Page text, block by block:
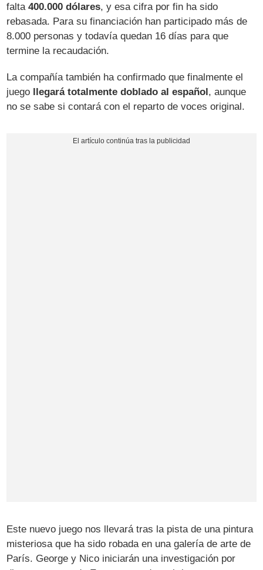
falta400.000 dólares, y esa cifra por fin ha sido
rebasada. Para su financiación han participado más de
8.000 personas y todavía quedan 16 días para que
termine la recaudación.
La compañía también ha confirmado que finalmente el
juego llegará totalmente doblado al español, aunque
no se sabe si contará con el reparto de voces original.
Este nuevo juego nos llevará tras la pista de una pintura
misteriosa que ha sido robada en una galería de arte de
París. George y Nico iniciarán una investigación por